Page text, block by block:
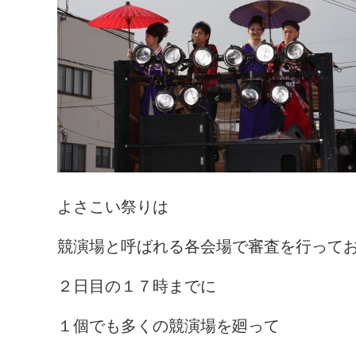
よさこい祭りは
競演場と呼ばれる各会場で審査を行って
２日目の１７時までに
１個でも多くの競演場を廻って